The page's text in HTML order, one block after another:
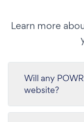
Learn more
Will any
website?